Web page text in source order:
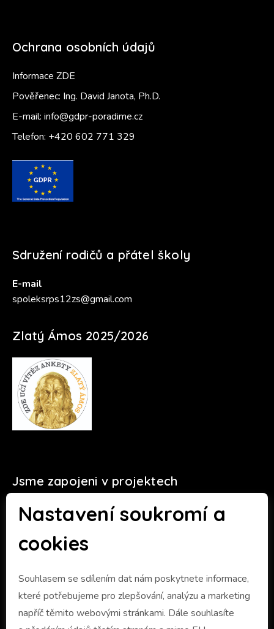
Nastavení soukromí a
cookies
Souhlasem se sdílením dat nám poskytnete informace,
které potřebujeme pro zlepšování, analýzu a marketing
napříč těmito webovými stránkami. Dále souhlasíte
Ochrana osobních údajů
Informace ZDE
Pověřenec: Ing. David Janota, Ph.D.
E-mail: info@gdpr-poradime.cz
Telefon: +420 602 771 329
Sdružení rodičů a přátel školy
E-mail
spoleksrps12zs@gmail.com
Zlatý Ámos 2025/2026
Jsme zapojeni v projektech